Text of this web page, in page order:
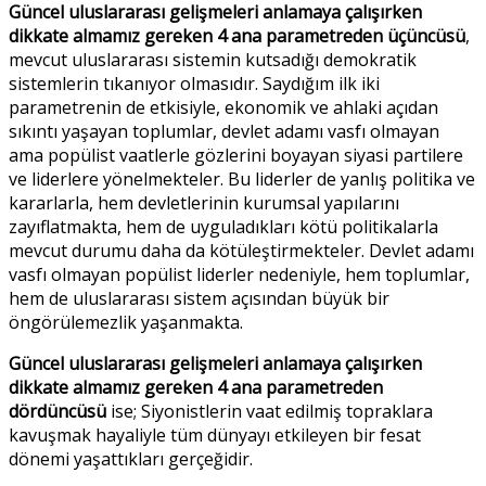
Güncel uluslararası gelişmeleri anlamaya çalışırken
dikkate almamız gereken 4 ana parametreden üçüncüsü,
mevcut uluslararası sistemin kutsadığı demokratik
sistemlerin tıkanıyor olmasıdır. Saydığım ilk iki
parametrenin de etkisiyle, ekonomik ve ahlaki açıdan
sıkıntı yaşayan toplumlar, devlet adamı vasfı olmayan
ama popülist vaatlerle gözlerini boyayan siyasi partilere
ve liderlere yönelmekteler. Bu liderler de yanlış politika ve
kararlarla, hem devletlerinin kurumsal yapılarını
zayıflatmakta, hem de uyguladıkları kötü politikalarla
mevcut durumu daha da kötüleştirmekteler. Devlet adamı
vasfı olmayan popülist liderler nedeniyle, hem toplumlar,
hem de uluslararası sistem açısından büyük bir
öngörülemezlik yaşanmakta.
Güncel uluslararası gelişmeleri anlamaya çalışırken
dikkate almamız gereken 4 ana parametreden
dördüncüsü ise; Siyonistlerin vaat edilmiş topraklara
kavuşmak hayaliyle tüm dünyayı etkileyen bir fesat
dönemi yaşattıkları gerçeğidir.